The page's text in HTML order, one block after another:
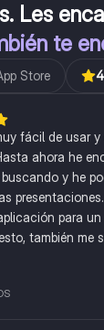
Les
te
Store
fácil de usar y
ahora he
y he
para un
también me